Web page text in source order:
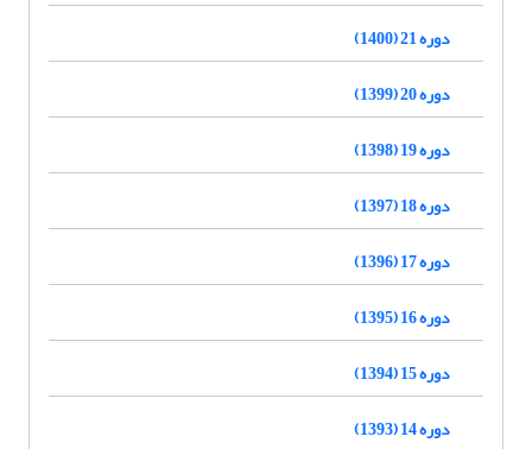
دوره 21 (1400)
دوره 20 (1399)
دوره 19 (1398)
دوره 18 (1397)
دوره 17 (1396)
دوره 16 (1395)
دوره 15 (1394)
دوره 14 (1393)